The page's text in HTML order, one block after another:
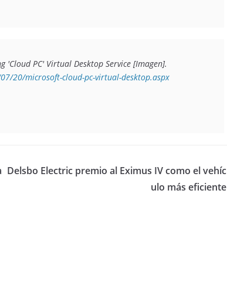
'Cloud PC' Virtual Desktop Service [Imagen].
20/microsoft-cloud-pc-virtual-desktop.aspx
Delsbo Electric premio al Eximus IV como el vehíc
ulo más eficiente